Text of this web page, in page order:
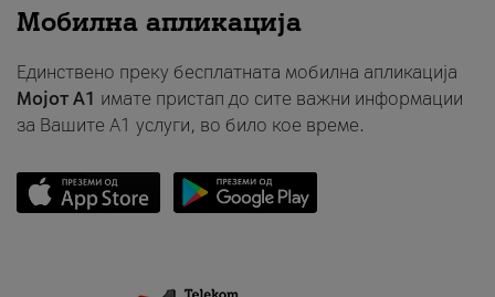
Мобилна апликација
Единствено преку бесплатната мобилна апликација
Мојот A1 имате пристап до сите важни информации
за Вашите A1 услуги, во било кое време.